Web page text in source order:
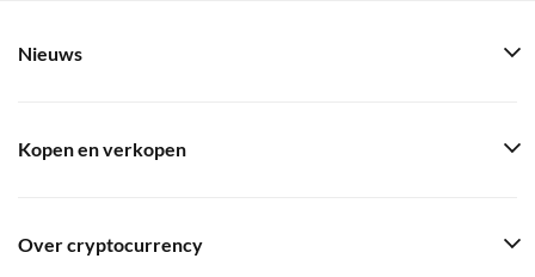
Nieuws
Kopen en verkopen
Over cryptocurrency